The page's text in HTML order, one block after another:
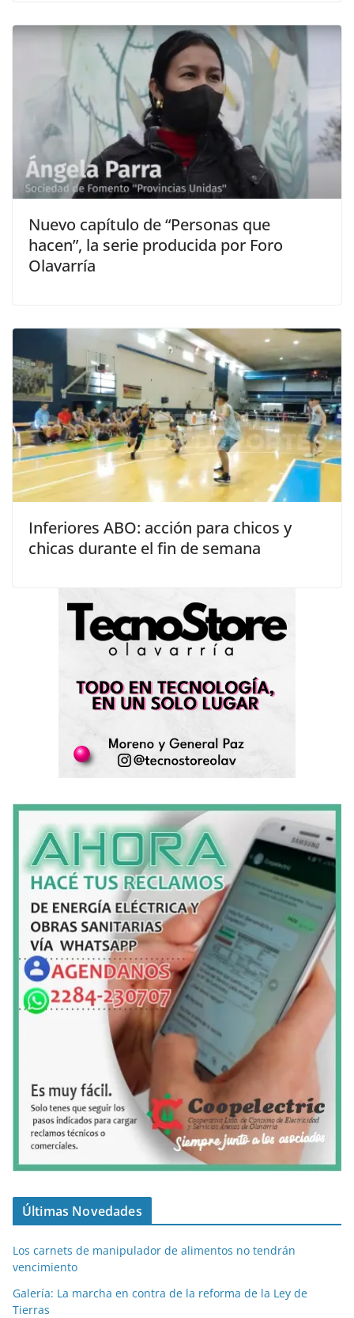
Nuevo capítulo de “Personas que
hacen”, la serie producida por Foro
Olavarría
Inferiores ABO: acción para chicos y
chicas durante el fin de semana
Últimas Novedades
Los carnets de manipulador de alimentos no tendrán
vencimiento
Galería: La marcha en contra de la reforma de la Ley de
Tierras